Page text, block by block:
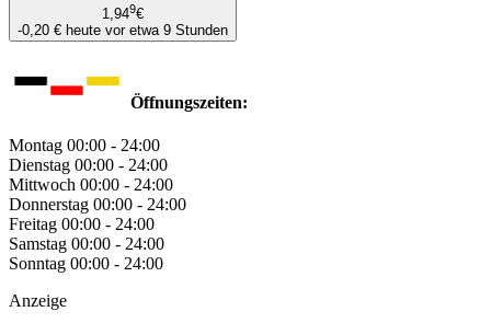
1,949€
-0,20 € heute vor etwa 9 Stunden
Öffnungszeiten:
Montag 00:00 - 24:00
Dienstag 00:00 - 24:00
Mittwoch 00:00 - 24:00
Donnerstag 00:00 - 24:00
Freitag 00:00 - 24:00
Samstag 00:00 - 24:00
Sonntag 00:00 - 24:00
Anzeige